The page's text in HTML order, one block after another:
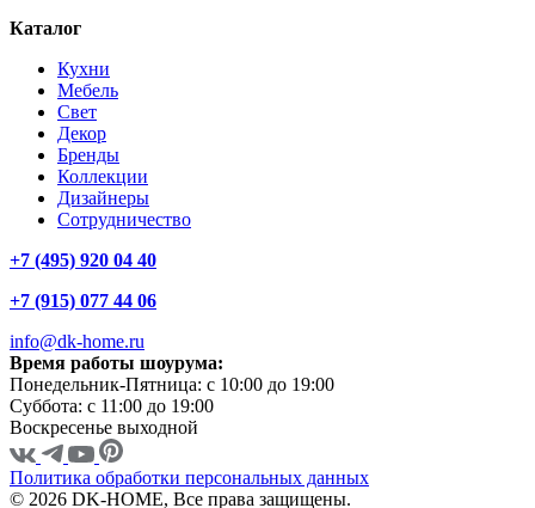
Каталог
Кухни
Мебель
Свет
Декор
Бренды
Коллекции
Дизайнеры
Сотрудничество
+7 (495) 920 04 40
+7 (915) 077 44 06
info@dk-home.ru
Время работы шоурума:
Понедельник-Пятница: c 10:00 до 19:00
Суббота: c 11:00 до 19:00
Воскресенье выходной
Политика обработки персональных данных
© 2026 DK-HOME, Все права защищены.